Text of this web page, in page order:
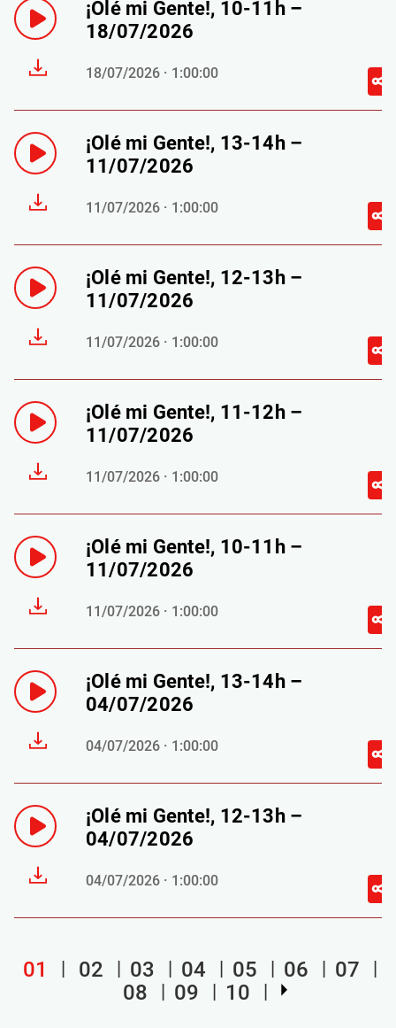
¡Olé mi Gente!, 10-11h –
18/07/2026
18/07/2026 · 1:00:00
¡Olé mi Gente!, 13-14h –
11/07/2026
11/07/2026 · 1:00:00
¡Olé mi Gente!, 12-13h –
11/07/2026
11/07/2026 · 1:00:00
¡Olé mi Gente!, 11-12h –
11/07/2026
11/07/2026 · 1:00:00
¡Olé mi Gente!, 10-11h –
11/07/2026
11/07/2026 · 1:00:00
¡Olé mi Gente!, 13-14h –
04/07/2026
04/07/2026 · 1:00:00
¡Olé mi Gente!, 12-13h –
04/07/2026
04/07/2026 · 1:00:00
01 02 03 04 05 06
07
08
09 10